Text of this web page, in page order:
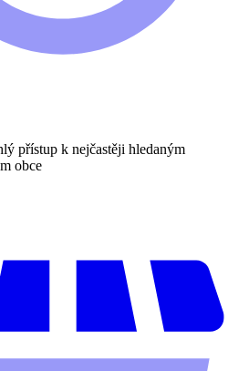
přístup k nejčastěji hledaným
obce